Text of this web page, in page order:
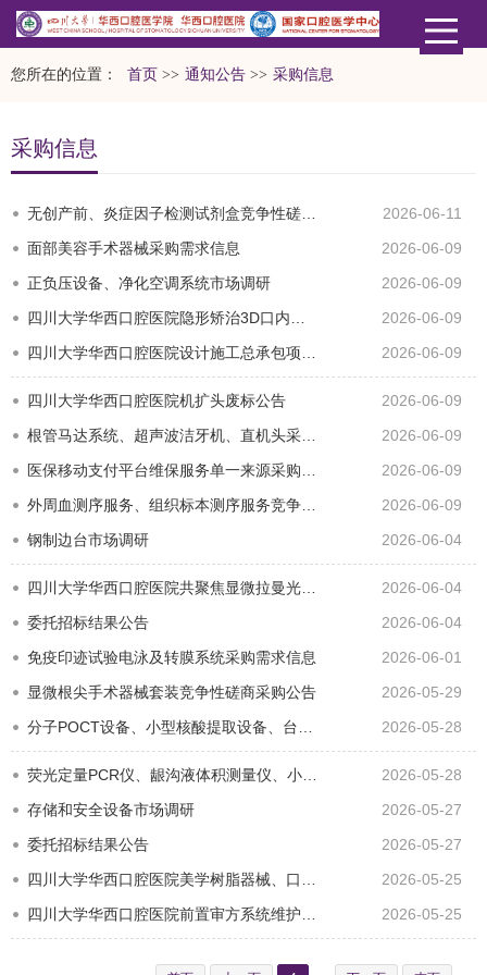
您所在的位置： 首页 >> 通知公告 >> 采购信息
采购信息
2026-06-11
面部美容手术器械采购需求信息
2026-06-09
正负压设备、净化空调系统市场调研
2026-06-09
2026-06-09
2026-06-09
四川大学华西口腔医院机扩头废标公告
2026-06-09
2026-06-09
2026-06-09
2026-06-09
钢制边台市场调研
2026-06-04
2026-06-04
委托招标结果公告
2026-06-04
免疫印迹试验电泳及转膜系统采购需求信息
2026-06-01
显微根尖手术器械套装竞争性磋商采购公告
2026-05-29
2026-05-28
2026-05-28
存储和安全设备市场调研
2026-05-27
委托招标结果公告
2026-05-27
2026-05-25
2026-05-25